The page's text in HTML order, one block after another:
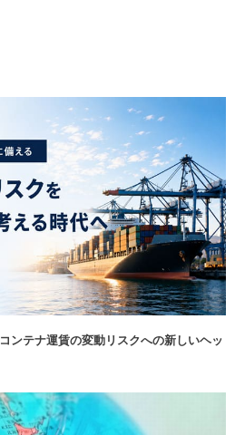
ンテナ運賃の変動リスクへの新しいヘッ